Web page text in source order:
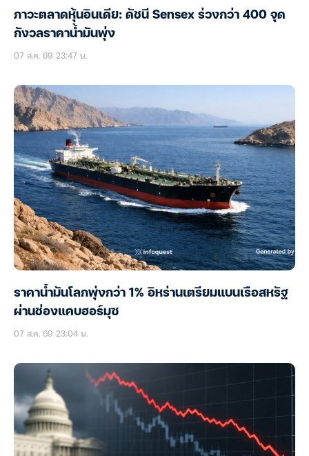
ภาวะตลาดหุ้นอินเดีย: ดัชนี Sensex ร่วงกว่า 400 จุด
กังวลราคาน้ำมันพุ่ง
07 ส.ค. 69 23:47 น.
ราคาน้ำมันโลกพุ่งกว่า 1% อิหร่านเตรียมแบนเรือสหรัฐ
ผ่านช่องแคบฮอร์มุซ
07 ส.ค. 69 23:04 น.